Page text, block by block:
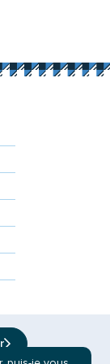
DANS UN
DANS UN